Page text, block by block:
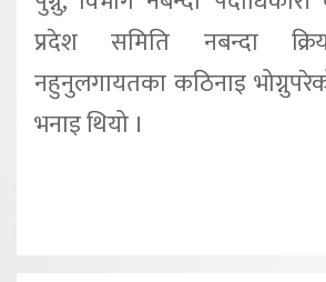
प्रदेश समिति नबन्दा
नहुनुलगायतका कठिनाइ
भनाइ थियो ।